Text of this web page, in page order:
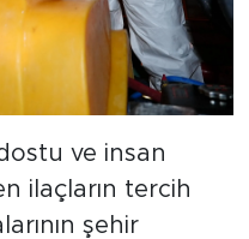
ve insan
ilaçların tercih
şehir